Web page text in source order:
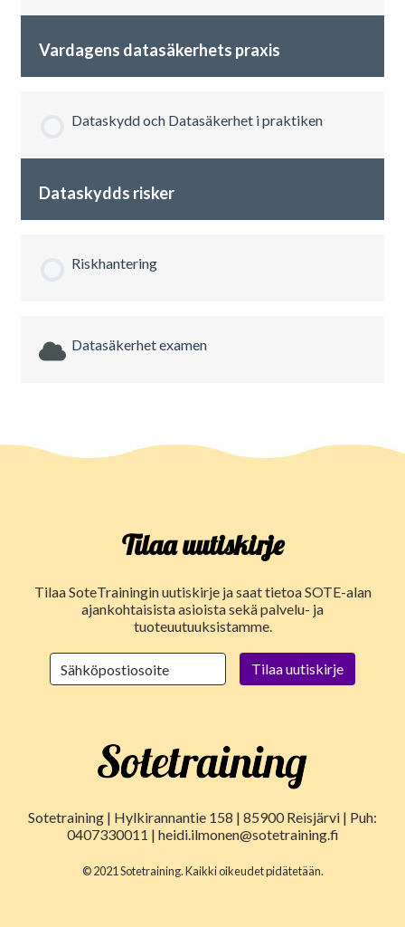
Vardagens datasäkerhets praxis
Dataskydd och Datasäkerhet i praktiken
Dataskydds risker
Riskhantering
Datasäkerhet examen
Tilaa uutiskirje
Tilaa SoteTrainingin uutiskirje ja saat tietoa SOTE-alan
ajankohtaisista asioista sekä palvelu- ja
tuoteuutuuksistamme.
Sotetraining | Hylkirannantie 158 | 85900 Reisjärvi | Puh:
0407330011 | heidi.ilmonen@sotetraining.fi
© 2021 Sotetraining. Kaikki oikeudet pidätetään.